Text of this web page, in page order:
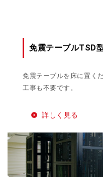
「文化財免
免震テーブルTSD
免震テーブルを床に置く
工事も不要です。
play_circle_filled 詳しく見る